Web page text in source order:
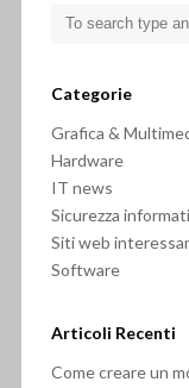
Categorie
Grafica &
Hardware
IT news
Sicurezza
Siti web
Software
Articoli Recenti
Come creare un